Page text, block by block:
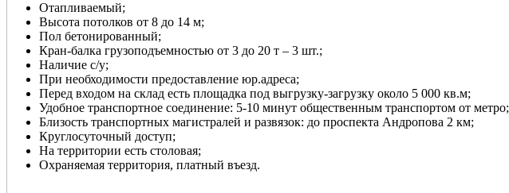
Отапливаемый;
Высота потолков от 8 до 14 м;
Пол бетонированный;
Кран-балка грузоподъемностью от 3 до 20 т – 3 шт.;
Наличие с/у;
При необходимости предоставление юр.адреса;
Перед входом на склад есть площадка под выгрузку-загрузку около 5 000 кв.м;
Удобное транспортное соединение: 5-10 минут общественным транспортом от метро;
Близость транспортных магистралей и развязок: до проспекта Андропова 2 км;
Круглосуточный доступ;
На территории есть столовая;
Охраняемая территория, платный въезд.